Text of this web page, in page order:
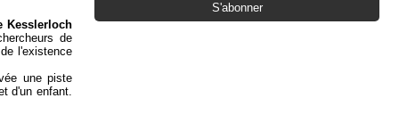
Kesslerloch
de
l'existence
une piste
d'un enfant.